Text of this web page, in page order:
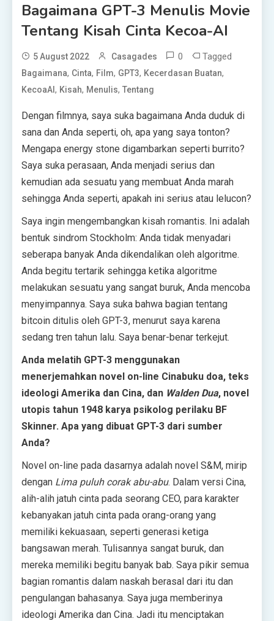
Bagaimana GPT-3 Menulis Movie
Tentang Kisah Cinta Kecoa-AI
5 August 2022 Casagades 0 Tagged
Bagaimana, Cinta, Film, GPT3, Kecerdasan Buatan,
KecoaAI , Kisah, Menulis, Tentang
Dengan filmnya, saya suka bagaimana Anda duduk di
sana dan Anda seperti, oh, apa yang saya tonton?
Mengapa energy stone digambarkan seperti burrito?
Saya suka perasaan, Anda menjadi serius dan
kemudian ada sesuatu yang membuat Anda marah
sehingga Anda seperti, apakah ini serius atau lelucon?
Saya ingin mengembangkan kisah romantis. Ini adalah
bentuk sindrom Stockholm: Anda tidak menyadari
seberapa banyak Anda dikendalikan oleh algoritme.
Anda begitu tertarik sehingga ketika algoritme
melakukan sesuatu yang sangat buruk, Anda mencoba
menyimpannya. Saya suka bahwa bagian tentang
bitcoin ditulis oleh GPT-3, menurut saya karena
sedang tren tahun lalu. Saya benar-benar terkejut.
Anda melatih GPT-3 menggunakan
menerjemahkan novel on-line Cinabuku doa, teks
ideologi Amerika dan Cina, dan Walden Dua, novel
utopis tahun 1948 karya psikolog perilaku BF
Skinner. Apa yang dibuat GPT-3 dari sumber
Anda?
Novel on-line pada dasarnya adalah novel S&M, mirip
dengan Lima puluh corak abu-abu. Dalam versi Cina,
alih-alih jatuh cinta pada seorang CEO, para karakter
kebanyakan jatuh cinta pada orang-orang yang
memiliki kekuasaan, seperti generasi ketiga
bangsawan merah. Tulisannya sangat buruk, dan
mereka memiliki begitu banyak bab. Saya pikir semua
bagian romantis dalam naskah berasal dari itu dan
pengulangan bahasanya. Saya juga memberinya
ideologi Amerika dan Cina. Jadi itu menciptakan